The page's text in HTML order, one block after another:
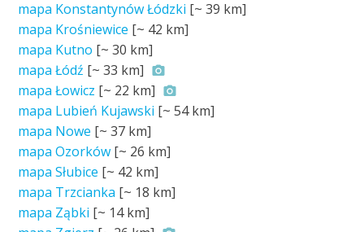
mapa Konstantynów Łódzki [~39 km]
mapa Krośniewice [~ 42 km]
mapa Kutno [~30 km]
mapa Łódź [~33 km]
mapa Łowicz [~ 22 km]
mapa Lubień Kujawski [~54 km]
mapa Nowe [~37 km]
mapa Ozorków [~ 26 km]
mapa Słubice [~ 42 km]
mapa Trzcianka [~ 18 km]
mapa Ząbki [~ 14 km]